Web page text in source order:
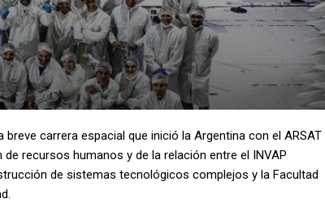
carrera espacial que inició la Argentina con el ARSAT
recursos humanos y de la relación entre el INVAP
de sistemas tecnológicos complejos y la Facultad